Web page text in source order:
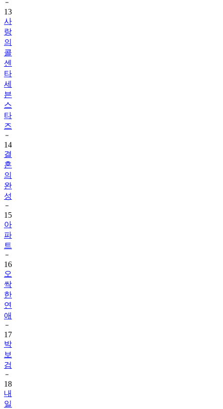
13
사
랑
의
콜
센
타
세
븐
스
타
즈
14
결
혼
의
완
성
15
아
파
트
16
오
싹
한
연
애
17
박
보
검
18
내
일